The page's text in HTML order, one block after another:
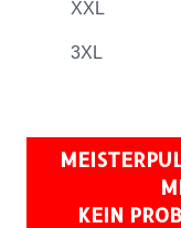
XXL
3XL
KEIN